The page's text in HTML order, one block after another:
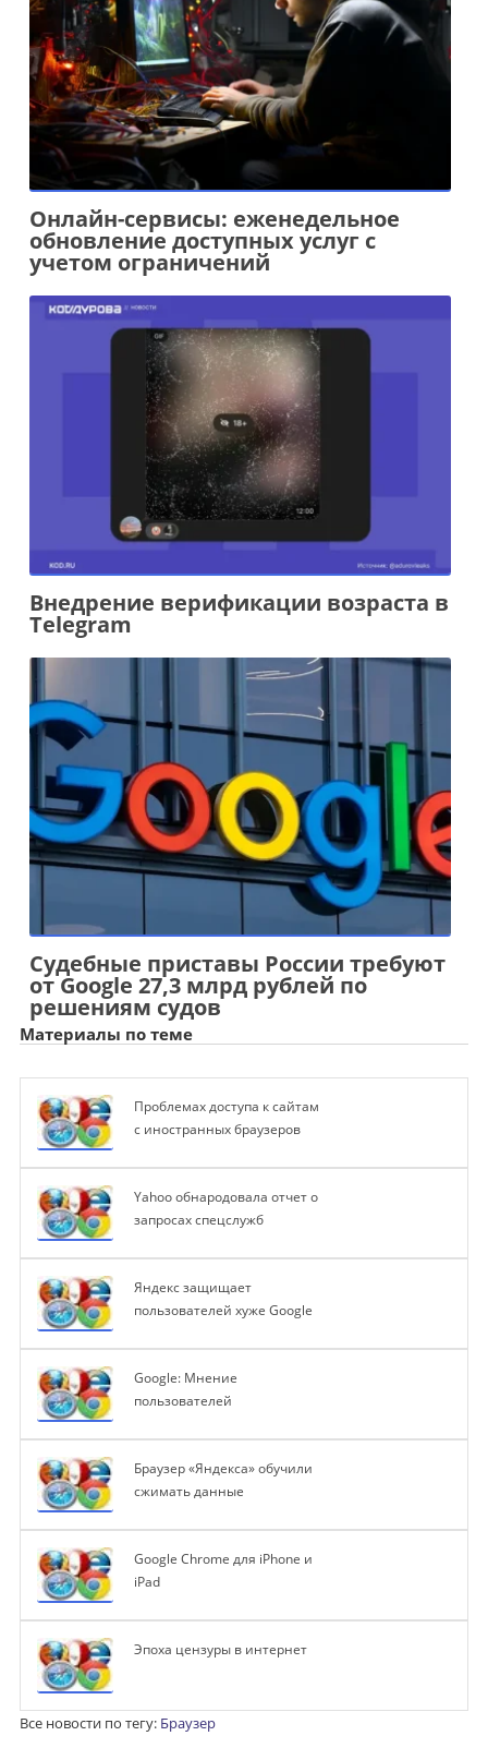
Онлайн-сервисы: еженедельное
обновление доступных услуг с
учетом ограничений
Внедрение верификации возраста в
Telegram
Судебные приставы России требуют
от Google 27,3 млрд рублей по
решениям судов
Материалы по теме
Проблемах доступа к сайтам
с иностранных браузеров
Yahoo обнародовала отчет о
запросах спецслужб
Яндекс защищает
пользователей хуже Google
Google: Мнение
пользователей
Браузер «Яндекса» обучили
сжимать данные
Google Chrome для iPhone и
iPad
Эпоха цензуры в интернет
Все новости по тегу: Браузер